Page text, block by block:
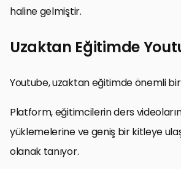
haline gelmiştir.
Uzaktan Eğitimde
Youtube, uzaktan eğitimde önemli
Platform, eğitimcilerin ders
yüklemelerine ve geniş bir kitleye
olanak tanıyor.